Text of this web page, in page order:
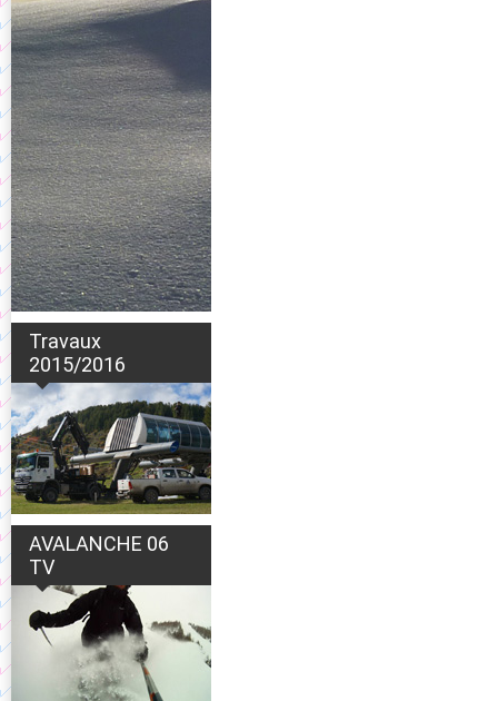
Travaux
2015/2016
AVALANCHE 06
TV